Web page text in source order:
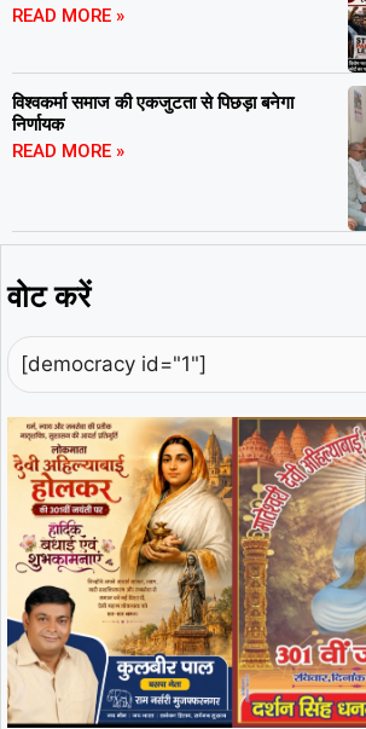
READ MORE »
विश्वकर्मा समाज की एकजुटता से पिछड़ा बनेगा
निर्णायक
READ MORE »
वोट करें
[democracy id="1"]